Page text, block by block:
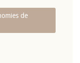
de